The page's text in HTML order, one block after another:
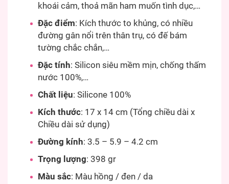
khoái cảm, thoả mãn ham muốn tình dục,…
Đặc điểm: Kích thước to khủng, có nhiều
đường gân nổi trên thân trụ, có đế bám
tường chắc chắn,…
Đặc tính: Silicon siêu mềm mịn, chống thấm
nước 100%,…
Chất liệu: Silicone 100%
Kích thước: 17 x 14 cm (Tổng chiều dài x
Chiều dài sử dụng)
Đường kính: 3.5 – 5.9 – 4.2 cm
Trọng lượng: 398 gr
Màu sắc: Màu hồng / đen / da